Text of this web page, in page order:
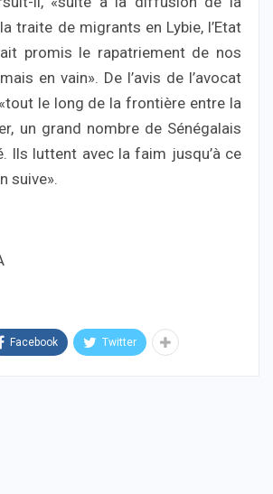
traite de migrants en Lybie, l’Etat
promis le rapatriement de nos
en vain». De l’avis de l’avocat
le long de la frontière entre la
un grand nombre de Sénégalais
Ils luttent avec la faim jusqu’à ce
suive».
Facebook Twitter